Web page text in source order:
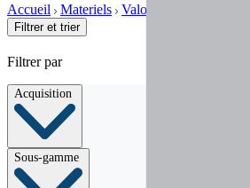
Accueil Materiels Valorisation
Filtrer et trier
Filtrer par
Acquisition
Sous-gamme